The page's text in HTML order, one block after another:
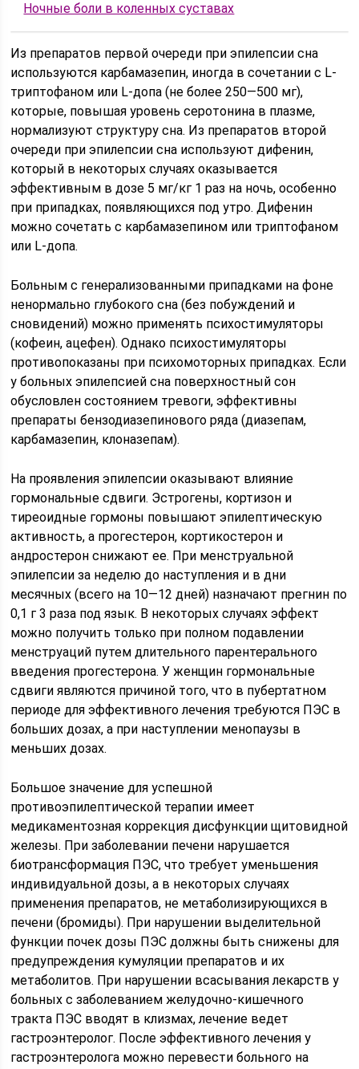
Ночные боли в коленных суставах
Из препаратов первой очереди при эпилепсии сна
используются карбамазепин, иногда в сочетании с L-
триптофаном или L-допа (не более 250—500 мг),
которые, повышая уровень серотонина в плазме,
нормализуют структуру сна. Из препаратов второй
очереди при эпилепсии сна используют дифенин,
который в некоторых случаях оказывается
эффективным в дозе 5 мг/кг 1 раз на ночь, особенно
при припадках, появляющихся под утро. Дифенин
можно сочетать с карбамазепином или триптофаном
или L-допа.
Больным с генерализованными припадками на фоне
ненормально глубокого сна (без побуждений и
сновидений) можно применять психостимуляторы
(кофеин, ацефен). Однако психостимуляторы
противопоказаны при психомоторных припадках. Если
у больных эпилепсией сна поверхностный сон
обусловлен состоянием тревоги, эффективны
препараты бензодиазепинового ряда (диазепам,
карбамазепин, клоназепам).
На проявления эпилепсии оказывают влияние
гормональные сдвиги. Эстрогены, кортизон и
тиреоидные гормоны повышают эпилептическую
активность, а прогестерон, кортикостерон и
андростерон снижают ее. При менструальной
эпилепсии за неделю до наступления и в дни
месячных (всего на 10—12 дней) назначают прегнин по
0,1 г 3 раза под язык. В некоторых случаях эффект
можно получить только при полном подавлении
менструаций путем длительного парентерального
введения прогестерона. У женщин гормональные
сдвиги являются причиной того, что в пубертатном
периоде для эффективного лечения требуются ПЭС в
больших дозах, а при наступлении менопаузы в
меньших дозах.
Большое значение для успешной
противоэпилептической терапии имеет
медикаментозная коррекция дисфункции щитовидной
железы. При заболевании печени нарушается
биотрансформация ПЭС, что требует уменьшения
индивидуальной дозы, а в некоторых случаях
применения препаратов, не метаболизирующихся в
печени (бромиды). При нарушении выделительной
функции почек дозы ПЭС должны быть снижены для
предупреждения кумуляции препаратов и их
метаболитов. При нарушении всасывания лекарств у
больных с заболеванием желудочно-кишечного
тракта ПЭС вводят в клизмах, лечение ведет
гастроэнтеролог. После эффективного лечения у
гастроэнтеролога можно перевести больного на